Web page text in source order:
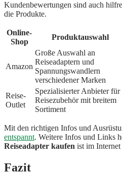
Kundenbewertungen sind auch
die Produkte.
Online-
Shop
Produktauswahl
Amazon
Große Auswahl an
Reiseadaptern und
Spannungswandlern
verschiedener Marken
Reise-
Outlet
Spezialisierter Anbieter für
Reisezubehör mit breitem
Sortiment
Mit den richtigen Infos und
entspannt. Weitere Infos und Links
Reiseadapter kaufen ist im
Fazit